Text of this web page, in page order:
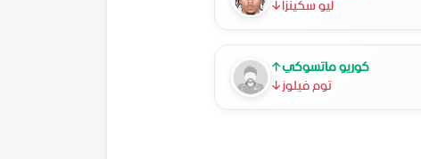
↓ ليو سكينزا
↑كوريو ماتسوكي
↓ توم فيلوز